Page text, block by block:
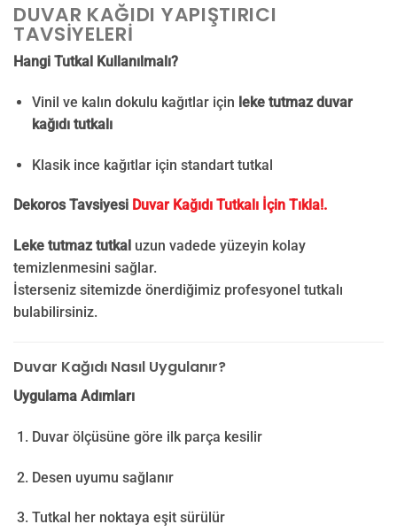
DUVAR KAĞIDI YAPIŞTIRICI
TAVSIYELERI
Hangi Tutkal Kullanılmalı?
Vinil ve kalın dokulu kağıtlar için leke tutmaz duvar
kağıdı tutkalı
Klasik ince kağıtlar için standart tutkal
Dekoros Tavsiyesi Duvar Kağıdı Tutkalı İçin Tıkla!.
Leke tutmaz tutkal uzun vadede yüzeyin kolay
temizlenmesini sağlar.
İsterseniz sitemizde önerdiğimiz profesyonel tutkalı
bulabilirsiniz.
Duvar Kağıdı Nasıl Uygulanır?
Uygulama Adımları
Duvar ölçüsüne göre ilk parça kesilir
Desen uyumu sağlanır
Tutkal her noktaya eşit sürülür